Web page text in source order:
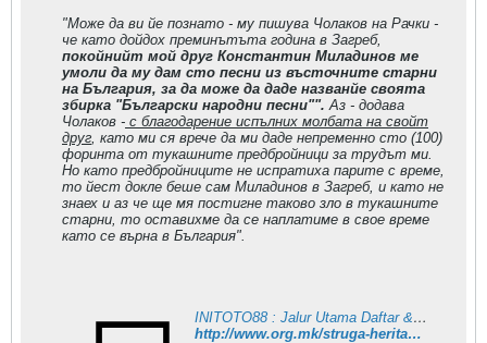
"Може да ви йе познато - му пишува Чолаков на Рачки -
че като дойдох преминътъта година в Загреб,
покойнийт мой друг Константин Миладинов ме
умоли да му дам сто песни из въсточните старни
на България, за да може да даде названйе своята
збирка "Български народни песни"".Аз - додава
Чолаков - с благодарение испълних молбата на свойт
друг, като ми ся врече да ми даде непременно сто (100)
форинта от тукашните предбройници за трудът ми.
Но като предбройниците не испратиха парите с време,
то йест докле беше сам Миладинов в Загреб, и като не
знаех и аз че ще мя постигне таково зло в тукашните
старни, то оставихме да се наплатиме в свое време
като се върна в България".
INITOTO88 : Jalur Utama Daftar & Login Link Alternatif Situs Toto Resmi
http://www.org.mk/struga-heritage/tekst.asp-lang=mac&tekst=95.htm